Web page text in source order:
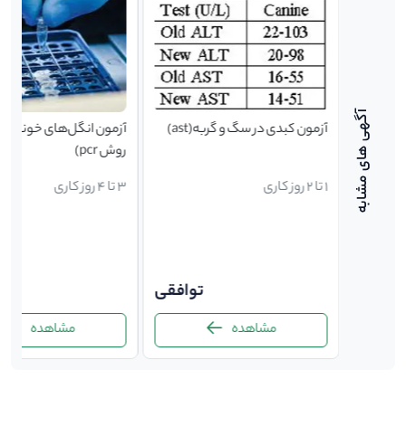
آزمون کبدی در سگ و گربه(ast)
1 تا 2 روز کاری
توافقی
مشاهده
آزمون انگل‌‌‌‌‌های
روش pcr)
3 تا 4 روز کاری
مشاهده